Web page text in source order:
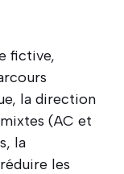
fictive,
la direction
(AC et
la
les